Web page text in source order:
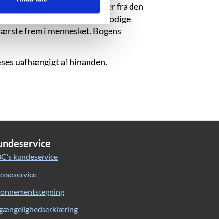
Men det er især elementer fra den
eller om en krig, hvor de modige
frem i mennesket. Bogens
uafhængigt af hinanden.
kundeservice